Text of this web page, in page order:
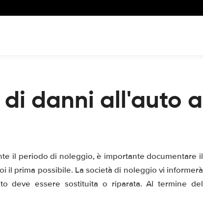
danni all'auto a
il periodo di noleggio, è importante documentare il
il prima possibile. La società di noleggio vi informerà
deve essere sostituita o riparata. Al termine del